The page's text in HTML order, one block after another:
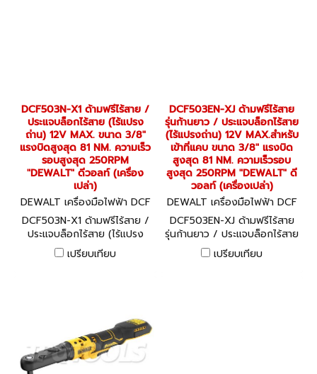
DCF503N-X1 ด้ามฟรีไร้สาย /
ประแจบล็อกไร้สาย (ไร้แปรง
ถ่าน) 12V MAX. ขนาด 3/8"
แรงบิดสูงสุด 81 NM. ความเร็ว
รอบสูงสุด 250RPM
"DEWALT" ดีวอลท์ (เครื่อง
เปล่า)
DEWALT เครื่องมือไฟฟ้า DCF
503N-X1
DCF503N-X1 ด้ามฟรีไร้สาย /
ประแจบล็อกไร้สาย (ไร้แปรง
ถ่าน) 12V MAX. ขนาด 3/8"
แรงบิดสูงสุด 81 NM. ความเร็ว
เปรียบเทียบ
DCF503EN-XJ ด้ามฟรีไร้สาย
รุ่นก้านยาว / ประแจบล็อกไร้สาย
(ไร้แปรงถ่าน) 12V MAX.สำหรับ
เข้าที่แคบ ขนาด 3/8" แรงบิด
สูงสุด 81 NM. ความเร็วรอบ
สูงสุด 250RPM "DEWALT" ดี
วอลท์ (เครื่องเปล่า)
DEWALT เครื่องมือไฟฟ้า DCF
503EN-XJ
DCF503EN-XJ ด้ามฟรีไร้สาย
รุ่นก้านยาว / ประแจบล็อกไร้สาย
(ไร้แปรงถ่าน) 12V MAX.สำหรับ
เข้าที่แคบ ขนาด 3/8" แรงบิด
เปรียบเทียบ